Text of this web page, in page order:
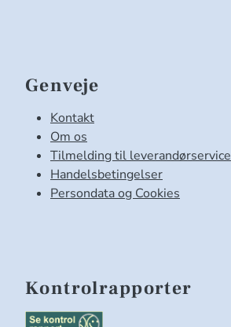
Genveje
Kontakt
Om os
Tilmelding til leverandørservice
Handelsbetingelser
Persondata og Cookies
Kontrolrapporter